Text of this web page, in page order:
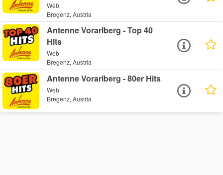
Web
Bregenz, Austria
Antenne Vorarlberg - Top 40
Hits
Web
Bregenz, Austria
Antenne Vorarlberg - 80er Hits
Web
Bregenz, Austria